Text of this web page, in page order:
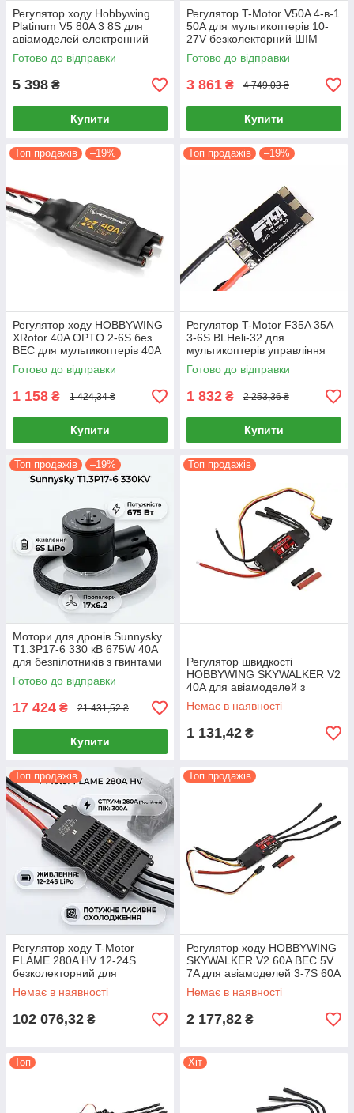
Регулятор ходу Hobbywing
Platinum V5 80A 3 8S для
авіамоделей електронний
регулятор швидкості
Готово до відправки
5 398 ₴
Купити
Регулятор T-Motor V50A 4-в-1
50A для мультикоптерів 10-
27V безколекторний ШІМ
Готово до відправки
3 861 ₴ 4 749,03 ₴
Купити
Топ продажів –19%
Регулятор ходу HOBBYWING
XRotor 40A OPTO 2-6S без
BEC для мультикоптерів 40A
60A пік
Готово до відправки
1 158 ₴ 1 424,34 ₴
Купити
Топ продажів –19%
Регулятор T-Motor F35A 35A
3-6S BLHeli-32 для
мультикоптерів управління
двигуном
Готово до відправки
1 832 ₴ 2 253,36 ₴
Купити
Топ продажів –19%
Мотори для дронів Sunnysky
T1.3P17-6 330 кВ 675W 40A
для безпілотників з гвинтами
17x6.2
Готово до відправки
17 424 ₴ 21 431,52 ₴
Купити
Топ продажів
Регулятор швидкості
HOBBYWING SKYWALKER V2
40A для авіамоделей з
технологією DEO
Немає в наявності
1 131,42 ₴
Топ продажів
Регулятор ходу T-Motor
FLAME 280A HV 12-24S
безколекторний для
мультикоптерів 280А 300А
Немає в наявності
102 076,32 ₴
Топ продажів
Регулятор ходу HOBBYWING
SKYWALKER V2 60A BEC 5V
7A для авіамоделей 3-7S 60А
80А піковий струм
Немає в наявності
2 177,82 ₴
Топ Хіт